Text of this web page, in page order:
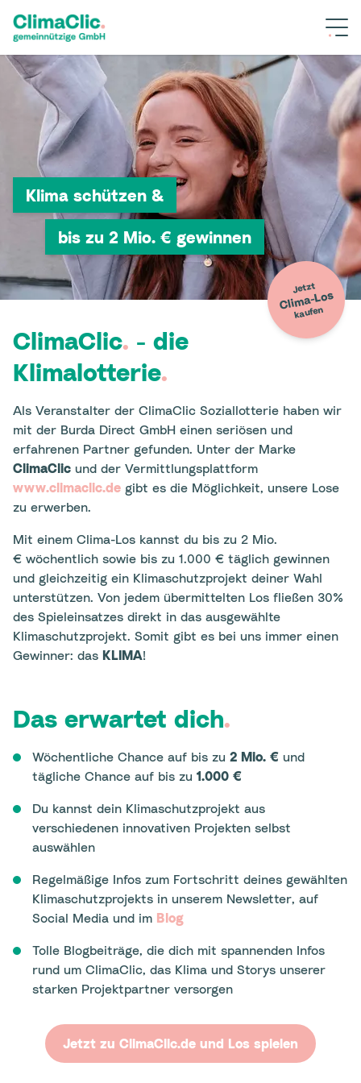
Klima schützen &
bis zu 2 Mio. € gewinnen
Jetzt
Clima-Los
kaufen
ClimaClic. - die
Klimalotterie.
Als Veranstalter der ClimaClic Soziallotterie haben wir
mit der Burda Direct GmbH einen seriösen und
erfahrenen Partner gefunden. Unter der Marke
ClimaClic und der Vermittlungsplattform
www.climaclic.de gibt es die Möglichkeit, unsere Lose
zu erwerben.
Mit einem Clima-Los kannst du bis zu 2 Mio.
€ wöchentlich sowie bis zu 1.000 € täglich gewinnen
und gleichzeitig ein Klimaschutzprojekt deiner Wahl
unterstützen. Von jedem übermittelten Los fließen 30%
des Spieleinsatzes direkt in das ausgewählte
Klimaschutzprojekt. Somit gibt es bei uns immer einen
Gewinner: das KLIMA!
Das erwartet dich.
Wöchentliche Chance auf bis zu 2 Mio. € und
tägliche Chance auf bis zu 1.000 €
Du kannst dein Klimaschutzprojekt aus
verschiedenen innovativen Projekten selbst
auswählen
Regelmäßige Infos zum Fortschritt deines gewählten
Klimaschutzprojekts in unserem Newsletter, auf
Social Media und im Blog
Tolle Blogbeiträge, die dich mit spannenden Infos
rund um ClimaClic, das Klima und Storys unserer
starken Projektpartner versorgen
Jetzt zu ClimaClic.de und Los spielen